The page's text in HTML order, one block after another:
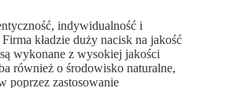
indywidualność i
kładzie duży nacisk na jakość
wykonane z wysokiej jakości
również o środowisko naturalne,
poprzez zastosowanie